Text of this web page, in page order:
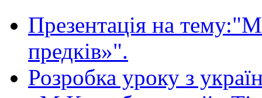
Презентація на
предків»".
Розробка уроку з